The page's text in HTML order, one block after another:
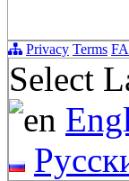
Privacy Terms
Select